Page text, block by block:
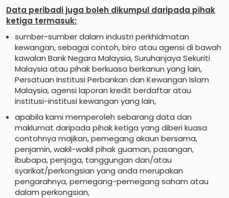
Data peribadi juga boleh dikumpul daripada pihak
ketiga termasuk:
sumber-sumber dalam industri perkhidmatan
kewangan, sebagai contoh, biro atau agensi di bawah
kawalan Bank Negara Malaysia, Suruhanjaya Sekuriti
Malaysia atau pihak berkuasa berkanun yang lain,
Persatuan Institusi Perbankan dan Kewangan Islam
Malaysia, agensi laporan kredit berdaftar atau
institusi-institusi kewangan yang lain,
apabila kami memperoleh sebarang data dan
maklumat daripada pihak ketiga yang diberi kuasa
contohnya majikan, pemegang akaun bersama,
penjamin, wakil-wakil pihak guaman, pasangan,
ibubapa, penjaga, tanggungan dan/atau
syarikat/perkongsian yang anda merupakan
pengarahnya, pemegang-pemegang saham atau
dalam perkongsian,